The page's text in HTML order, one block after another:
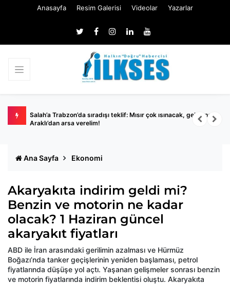
Anasayfa Resim Galerisi Videolar Yazarlar
Salah’a Trabzon’da sıradışı teklif: Mısır çok ısınacak, gel sana
Araklı’dan arsa verelim!
Ana Sayfa Ekonomi
Akaryakıta indirim geldi mi?
Benzin ve motorin ne kadar
olacak? 1 Haziran güncel
akaryakıt fiyatları
ABD ile İran arasındaki gerilimin azalması ve Hürmüz
Boğazı’nda tanker geçişlerinin yeniden başlaması, petrol
fiyatlarında düşüşe yol açtı. Yaşanan gelişmeler sonrası benzin
ve motorin fiyatlarında indirim beklentisi oluştu. Akaryakıta